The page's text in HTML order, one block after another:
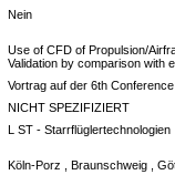
Nein
Use of CFD of Propulsion/
Validation by comparison with
Vortrag auf der 6th
NICHT SPEZIFIZIERT
L ST - Starrflüglertechnologien
Köln-Porz , Braunschweig ,